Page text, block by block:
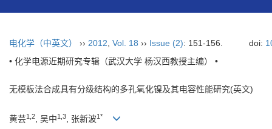
电化学（中英文） ›› 2012 Vol. 18 ›› Issue (2): 151-156. doi:
• 化学电源近期研究专辑（武汉大学 杨汉西教授主编） •
无模板法合成具有分级结构的多孔氧化镍及其电容性能研究(英文)
黄芸1,2, 吴中1,3, 张新波1*